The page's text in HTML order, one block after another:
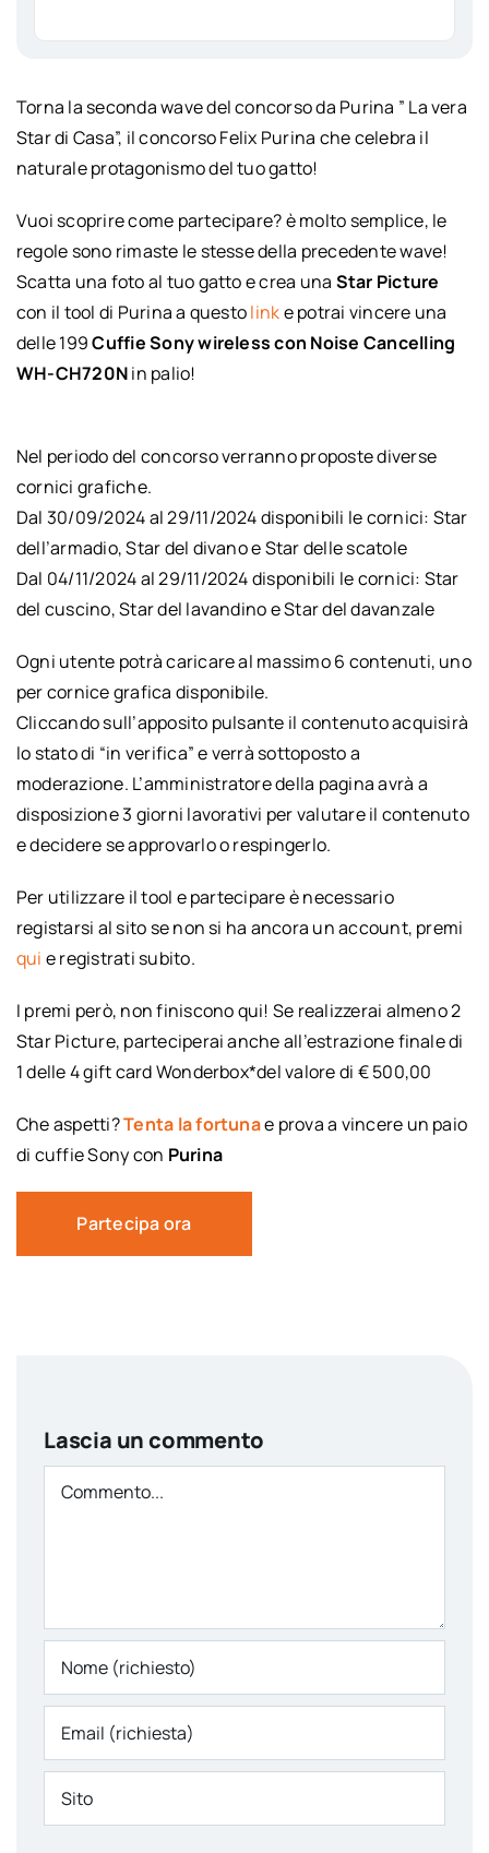
Torna la seconda wave del concorso da Purina ” La vera
Star di Casa”, il concorso Felix Purina che celebra il
naturale protagonismo del tuo gatto!
Vuoi scoprire come partecipare? è molto semplice, le
regole sono rimaste le stesse della precedente wave!
Scatta una foto al tuo gatto e crea una Star Picture
con il tool di Purina a questolinke potrai vincere una
delle 199Cuffie Sony wireless con Noise Cancelling
WH-CH720Nin palio!
Nel periodo del concorso verranno proposte diverse
cornici grafiche.
Dal 30/09/2024 al 29/11/2024 disponibili le cornici: Star
dell’armadio, Star del divano e Star delle scatole
Dal 04/11/2024 al 29/11/2024 disponibili le cornici: Star
del cuscino, Star del lavandino e Star del davanzale
Ogni utente potrà caricare al massimo 6 contenuti, uno
per cornice grafica disponibile.
Cliccando sull’apposito pulsante il contenuto acquisirà
lo stato di “in verifica” e verrà sottoposto a
moderazione. L’amministratore della pagina avrà a
disposizione 3 giorni lavorativi per valutare il contenuto
e decidere se approvarlo o respingerlo.
Per utilizzare il tool e partecipare è necessario
registarsi al sito se non si ha ancora un account, premi
qui e registrati subito.
I premi però, non finiscono qui! Se realizzerai almeno 2
Star Picture, parteciperai anche all’estrazione finale di
1 delle 4 gift card Wonderbox*del valore di € 500,00
Che aspetti?Tenta la fortunae prova a vincere un paio
di cuffie Sony con Purina
Partecipa ora
Lascia un commento
Comment